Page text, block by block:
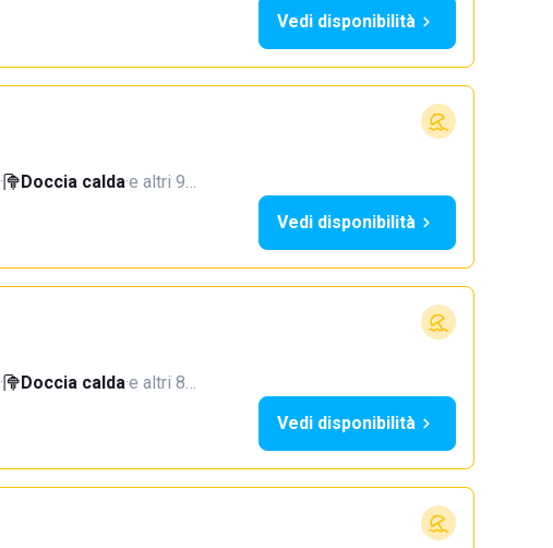
Vedi disponibilità
· Doccia calda·e altri 9…
Vedi disponibilità
· Doccia calda·e altri 8…
Vedi disponibilità